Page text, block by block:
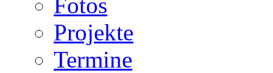
Projekte
Termine